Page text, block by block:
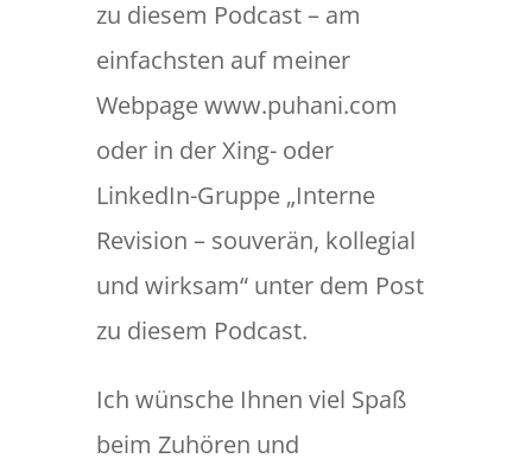
zu diesem Podcast – am
einfachsten auf meiner
Webpage www.puhani.com
oder in der Xing- oder
LinkedIn-Gruppe „Interne
Revision – souverän, kollegial
und wirksam“ unter dem Post
zu diesem Podcast.
Ich wünsche Ihnen viel Spaß
beim Zuhören und